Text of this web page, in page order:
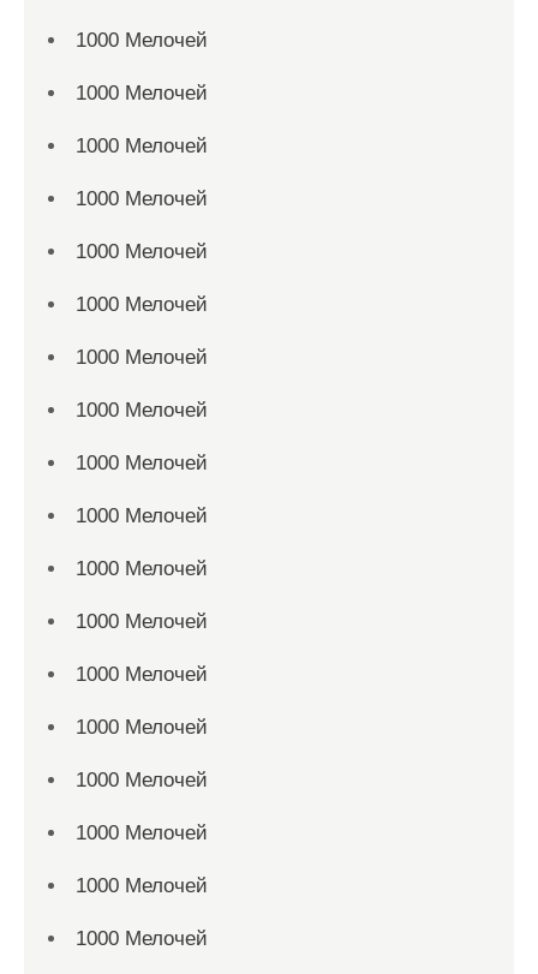
1000 Мелочей
1000 Мелочей
1000 Мелочей
1000 Мелочей
1000 Мелочей
1000 Мелочей
1000 Мелочей
1000 Мелочей
1000 Мелочей
1000 Мелочей
1000 Мелочей
1000 Мелочей
1000 Мелочей
1000 Мелочей
1000 Мелочей
1000 Мелочей
1000 Мелочей
1000 Мелочей